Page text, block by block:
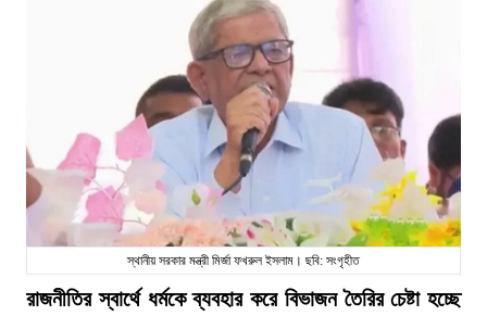
স্থানীয় সরকার মন্ত্রী মির্জা ফখরুল ইসলাম। ছবি: সংগৃহীত
রাজনীতির স্বার্থে ধর্মকে ব্যবহার করে বিভাজন তৈরির চেষ্টা হচ্ছে